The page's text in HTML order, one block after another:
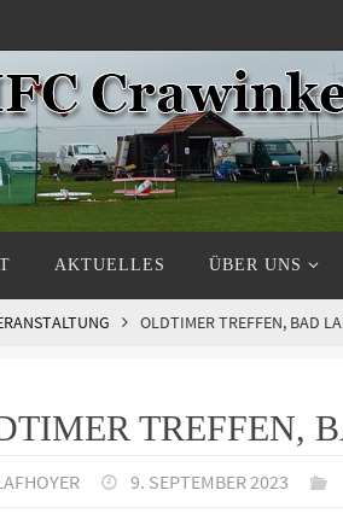
AKTUELLES ÜBER UNS
OLDTIMER TREFFEN, BAD
TREFFEN,
9. SEPTEMBER 2023